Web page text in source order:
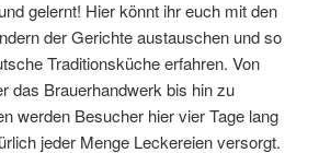
gelernt! Hier könnt ihr euch mit den
der Gerichte austauschen und so
Traditionsküche erfahren. Von
das Brauerhandwerk bis hin zu
werden Besucher hier vier Tage lang
jeder Menge Leckereien versorgt.